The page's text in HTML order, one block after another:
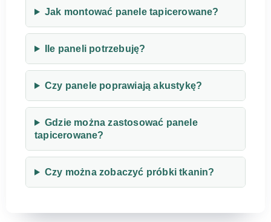
Jak montować panele tapicerowane?
Ile paneli potrzebuję?
Czy panele poprawiają akustykę?
Gdzie można zastosować panele
tapicerowane?
Czy można zobaczyć próbki tkanin?